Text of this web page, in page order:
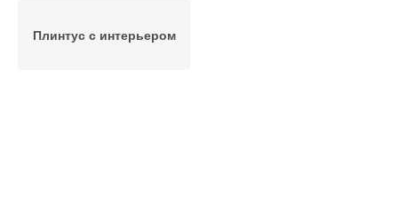
Плинтус с интерьером